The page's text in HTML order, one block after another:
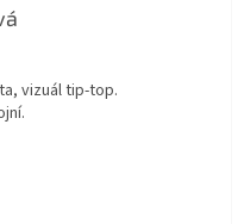
5 z 5 hviezdičiek.
vizuál tip-top.
5 z 5 hviezdičiek.